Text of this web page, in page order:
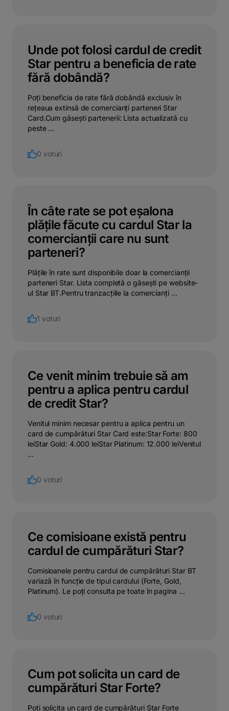
Unde pot folosi cardul de credit
Star pentru a beneficia de rate
fără dobândă?
Poți beneficia de rate fără dobândă exclusiv în
rețeaua extinsă de comercianți parteneri Star
Card.Cum găsești partenerii: Lista actualizată cu
peste ...
0 voturi
În câte rate se pot eșalona
plățile făcute cu cardul Star la
comercianții care nu sunt
parteneri?
Plățile în rate sunt disponibile doar la comercianții
parteneri Star. Lista completă o găsești pe website-
ul Star BT.Pentru tranzacțiile la comercianți ...
1 voturi
Ce venit minim trebuie să am
pentru a aplica pentru cardul
de credit Star?
Venitul minim necesar pentru a aplica pentru un
card de cumpărături Star Card este:Star Forte: 800
leiStar Gold: 4.000 leiStar Platinum: 12.000 leiVenitul
...
0 voturi
Ce comisioane există pentru
cardul de cumpărături Star?
Comisioanele pentru cardul de cumpărături Star BT
variază în funcție de tipul cardului (Forte, Gold,
Platinum). Le poți consulta pe toate în pagina ...
0 voturi
Cum pot solicita un card de
cumpărături Star Forte?
Poți solicita un card de cumpărături Star Forte